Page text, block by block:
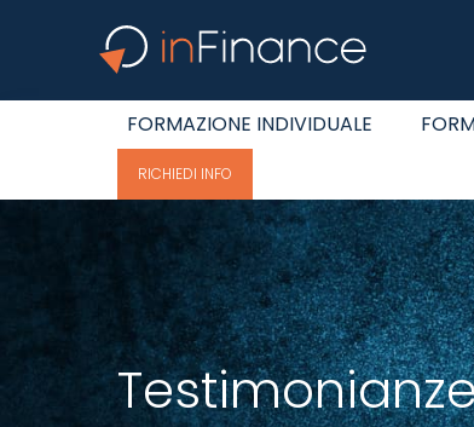
FORMAZIONE INDIVIDUALE
RICHIEDI INFO